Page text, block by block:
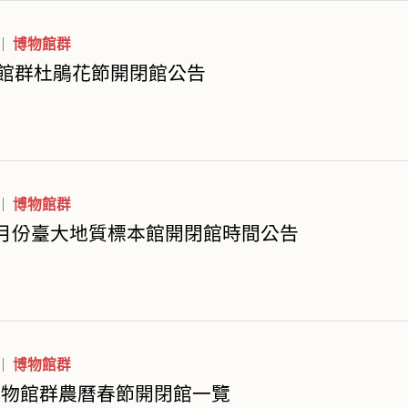
博物館群
群杜鵑花節開閉館公告
博物館群
份臺大地質標本館開閉館時間公告
博物館群
館群農曆春節開閉館一覽